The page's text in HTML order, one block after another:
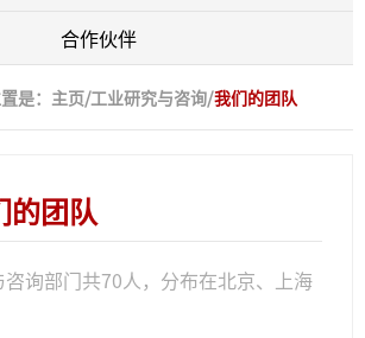
合作伙伴
是：主页/工业研究与咨询/我们的团队
的团队
询部门共70人，分布在北京、上海